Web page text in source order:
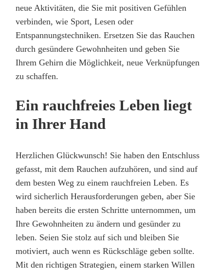
neue Aktivitäten, die Sie mit positiven Gefühlen
verbinden, wie Sport, Lesen oder
Entspannungstechniken. Ersetzen Sie das Rauchen
durch gesündere Gewohnheiten und geben Sie
Ihrem Gehirn die Möglichkeit, neue Verknüpfungen
zu schaffen.
Ein rauchfreies Leben liegt
in Ihrer Hand
Herzlichen Glückwunsch! Sie haben den Entschluss
gefasst, mit dem Rauchen aufzuhören, und sind auf
dem besten Weg zu einem rauchfreien Leben. Es
wird sicherlich Herausforderungen geben, aber Sie
haben bereits die ersten Schritte unternommen, um
Ihre Gewohnheiten zu ändern und gesünder zu
leben. Seien Sie stolz auf sich und bleiben Sie
motiviert, auch wenn es Rückschläge geben sollte.
Mit den richtigen Strategien, einem starken Willen